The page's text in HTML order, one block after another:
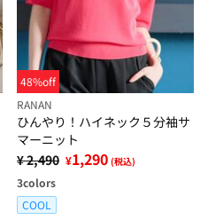
48%off
RANAN
ひんやり！ハイネック５分袖サ
マーニット
¥ 2,490 ¥1,290 (税込)
3colors
COOL